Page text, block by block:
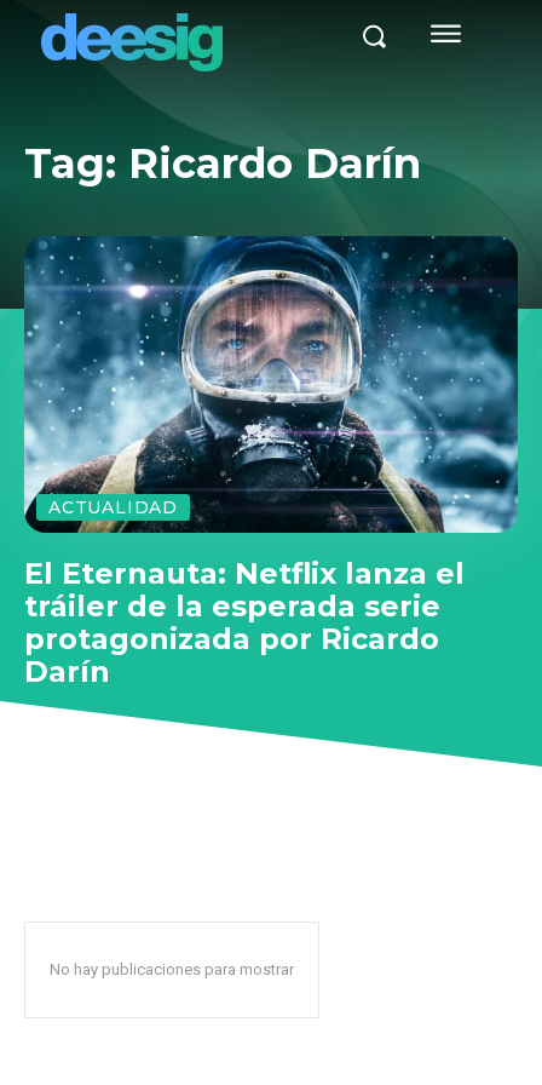
Tag: Ricardo Darín
ACTUALIDAD
El Eternauta: Netflix lanza el
tráiler de la esperada serie
protagonizada por Ricardo
Darín
No hay publicaciones para mostrar